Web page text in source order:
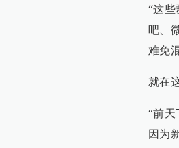
“这
吧、
难免
就在
“前天
因为